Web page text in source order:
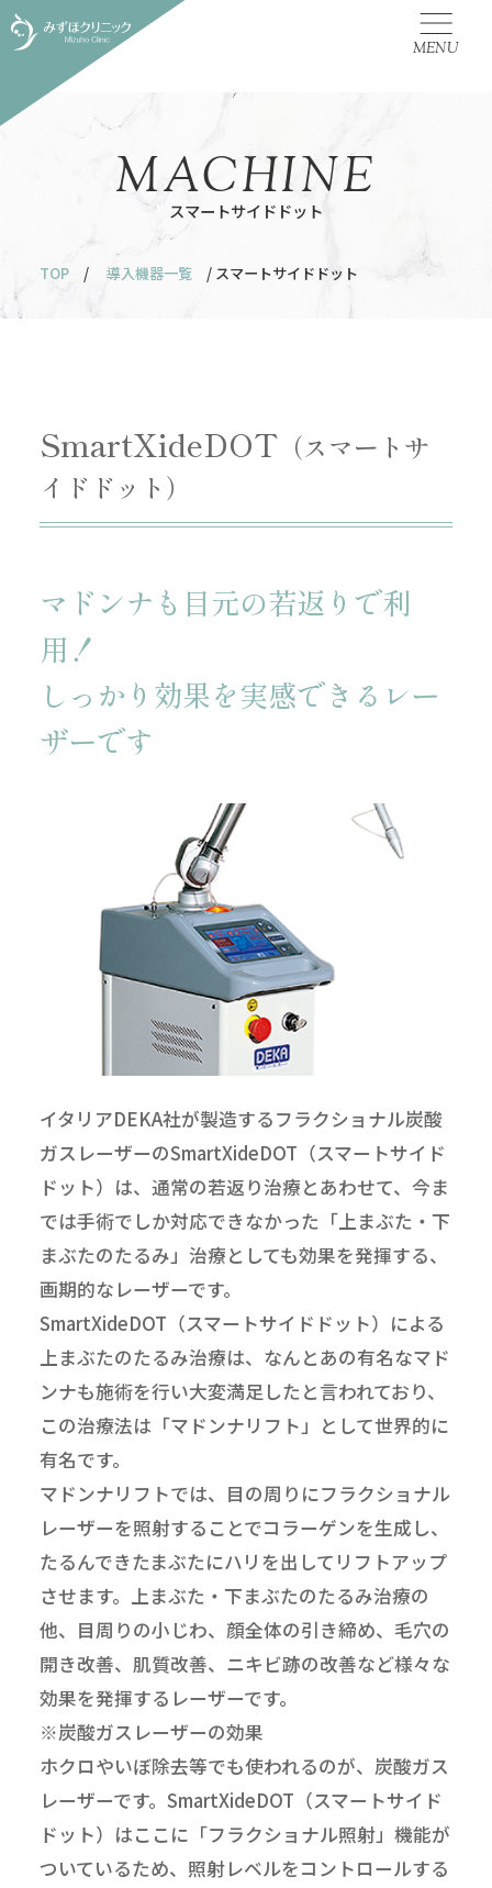
MENU
スマートサイドドット
MACHINE
TOP / 導入機器一覧 / スマートサイドドット
SmartXideDOT（スマートサ
イドドット）
マドンナも目元の若返りで利
用！
しっかり効果を実感できるレー
ザーです
イタリアDEKA社が製造するフラクショナル炭酸
ガスレーザーのSmartXideDOT（スマートサイド
ドット）は、通常の若返り治療とあわせて、今ま
では手術でしか対応できなかった「上まぶた・下
まぶたのたるみ」治療としても効果を発揮する、
画期的なレーザーです。
SmartXideDOT（スマートサイドドット）による
上まぶたのたるみ治療は、なんとあの有名なマド
ンナも施術を行い大変満足したと言われており、
この治療法は「マドンナリフト」として世界的に
有名です。
マドンナリフトでは、目の周りにフラクショナル
レーザーを照射することでコラーゲンを生成し、
たるんできたまぶたにハリを出してリフトアップ
させます。上まぶた・下まぶたのたるみ治療の
他、目周りの小じわ、顔全体の引き締め、毛穴の
開き改善、肌質改善、ニキビ跡の改善など様々な
効果を発揮するレーザーです。
※炭酸ガスレーザーの効果
ホクロやいぼ除去等でも使われるのが、炭酸ガス
レーザーです。SmartXideDOT（スマートサイド
ドット）はここに「フラクショナル照射」機能が
ついているため、照射レベルをコントロールする